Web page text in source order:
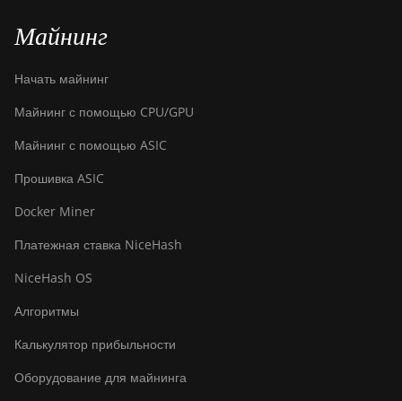
Майнинг
Начать майнинг
Майнинг с помощью CPU/GPU
Майнинг с помощью ASIC
Прошивка ASIC
Docker Miner
Платежная ставка NiceHash
NiceHash OS
Алгоритмы
Калькулятор прибыльности
Оборудование для майнинга